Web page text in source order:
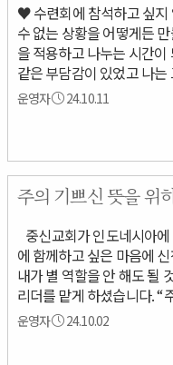
♥ 수련회에 참석하고 싶지
수 없는 상황을 어떻게든
을 적용하고 나누는 시간
같은 부담감이 있었고 나
운영자 24.10.11
주의 기쁘신 뜻을 위
중신교회가 인도네시아
에 함께하고 싶은 마음에
내가 별 역할을 안 해도 될
리더를 맡게 하셨습니다. “
운영자 24.10.02